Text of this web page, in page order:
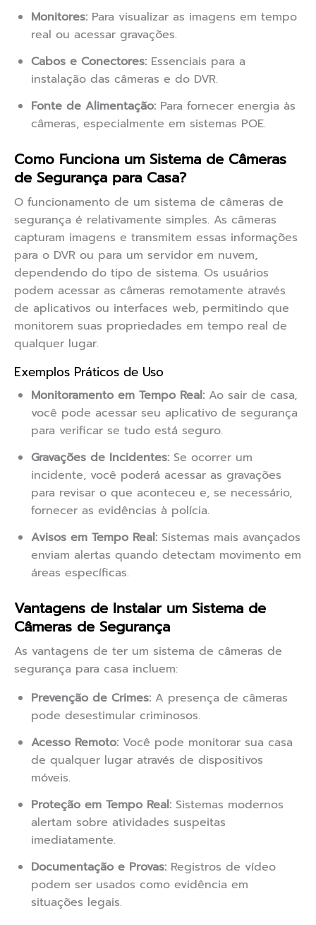
Monitores: Para visualizar as imagens em tempo
real ou acessar gravações.
Cabos e Conectores: Essenciais para a
instalação das câmeras e do DVR.
Fonte de Alimentação: Para fornecer energia às
câmeras, especialmente em sistemas POE.
Como Funciona um Sistema de Câmeras
de Segurança para Casa?
O funcionamento de um sistema de câmeras de
segurança é relativamente simples. As câmeras
capturam imagens e transmitem essas informações
para o DVR ou para um servidor em nuvem,
dependendo do tipo de sistema. Os usuários
podem acessar as câmeras remotamente através
de aplicativos ou interfaces web, permitindo que
monitorem suas propriedades em tempo real de
qualquer lugar.
Exemplos Práticos de Uso
Monitoramento em Tempo Real: Ao sair de casa,
você pode acessar seu aplicativo de segurança
para verificar se tudo está seguro.
Gravações de Incidentes: Se ocorrer um
incidente, você poderá acessar as gravações
para revisar o que aconteceu e, se necessário,
fornecer as evidências à polícia.
Avisos em Tempo Real: Sistemas mais avançados
enviam alertas quando detectam movimento em
áreas específicas.
Vantagens de Instalar um Sistema de
Câmeras de Segurança
As vantagens de ter um sistema de câmeras de
segurança para casa incluem:
Prevenção de Crimes: A presença de câmeras
pode desestimular criminosos.
Acesso Remoto: Você pode monitorar sua casa
de qualquer lugar através de dispositivos
móveis.
Proteção em Tempo Real: Sistemas modernos
alertam sobre atividades suspeitas
imediatamente.
Documentação e Provas: Registros de vídeo
podem ser usados como evidência em
situações legais.